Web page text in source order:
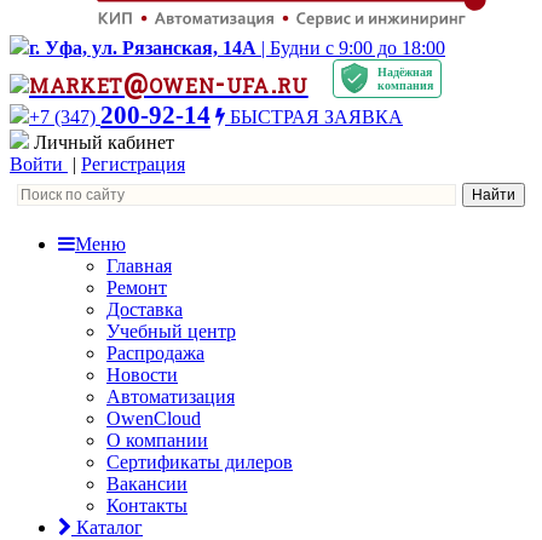
г. Уфа, ул. Рязанская, 14А | Будни с 9:00 до 18:00
market@owen-ufa.ru
Надёжная
компания
+7 (347) 200-92-14
БЫСТРАЯ ЗАЯВКА
Личный кабинет
Войти | Регистрация
Меню
Главная
Ремонт
Доставка
Учебный центр
Распродажа
Новости
Автоматизация
OwenCloud
О компании
Сертификаты дилеров
Вакансии
Контакты
Каталог